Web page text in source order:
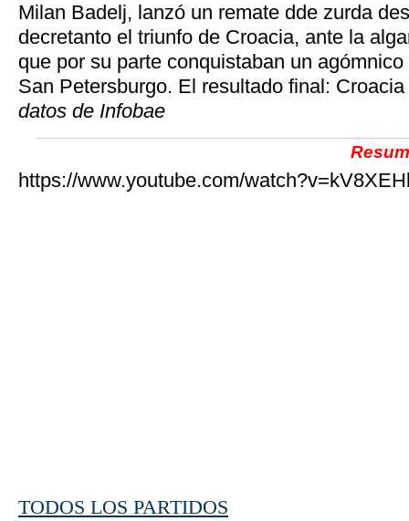
Milan Badelj, lanzó un remate dde zurda
decretanto el triunfo de Croacia, ante la
que por su parte conquistaban un
San Petersburgo. El resultado final:
datos de Infobae
https://www.youtube.com/
TODOS LOS PARTIDOS